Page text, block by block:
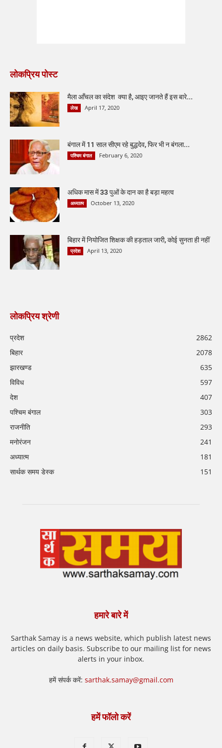
लोकप्रिय पोस्ट
मैला आँचल का संदेश क्या है, आइए जानते हैं इस बारे...
लेख April 17, 2020
बंगाल में 11 साल सीएम रहे बुद्धदेव, फिर भी न बंगला...
पश्चिम बंगाल February 6, 2020
अधिक मास में 33 पुओं के दान का है बड़ा महत्व
अध्यात्म October 13, 2020
बिहार में नियोजित शिक्षक की हड़ताल जारी, कोई सुनता ही नहीं
प्रदेश April 13, 2020
लोकप्रिय श्रेणी
प्रदेश
2862
बिहार
2078
झारखण्ड
635
विविध
597
देश
407
पश्चिम बंगाल
303
राजनीति
293
मनोरंजन
241
अध्यात्म
181
सार्थक समय डेस्क
151
हमारे बारे में
Sarthak Samay is a news website, which publish latest news
articles on daily basis. Subscribe to our mailing list for news
alerts in your inbox.
हमें संपर्क करें: sarthak.samay@gmail.com
हमें फॉलो करें